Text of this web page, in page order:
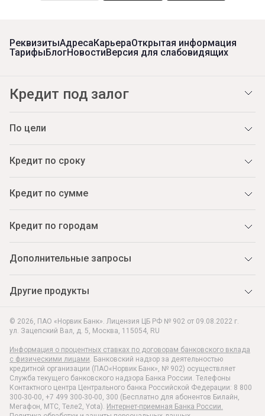
© 2026, ПАО «Норвик Банк». Лицензия ЦБ РФ № 902 от 09.08.2022 г.
ул. Зацепский Вал, д. 5, Москва, 115054, RU
Информация о процентных ставках по договорам банковского вклада
с физическими лицами. Банковский надзор за деятельностью
кредитной организации (ПАО«Норвик Банк», № 902) осуществляет
Служба текущего банковского надзора Банка России. Телефоны
Контактного центра Центрального банка Российской Федерации: 8 800
300-30-00, +7 499 300-30-00, 300 (Бесплатно для абонентов Билайн,
Мегафон, МТС, Теле2, Yota). Интернет-приемная Банка России.
РеквизитыАдресаКарьераОткрытая информация
ТарифыБлогНовостиВерсия для слабовидящих
Кредит под залог
По цели
Кредит по сроку
Кредит по сумме
Кредит по городам
Дополнительные запросы
Другие продукты